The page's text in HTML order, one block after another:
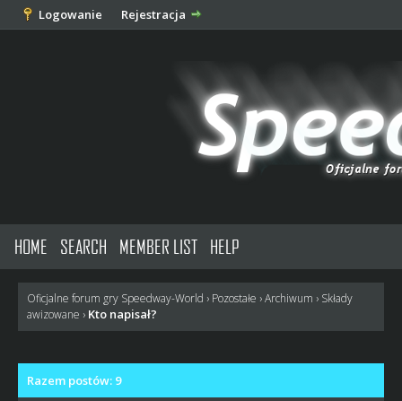
Logowanie Rejestracja
HOME SEARCH MEMBER LIST HELP
Oficjalne forum gry Speedway-World › Pozostałe ›Archiwum › Składy
awizowane › Kto napisał?
Razem postów: 9